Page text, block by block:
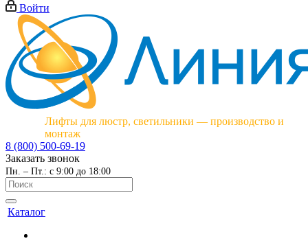
Войти
Лифты для люстр, светильники — производство и
монтаж
8 (800) 500-69-19
Заказать звонок
Пн. – Пт.: с 9:00 до 18:00
Каталог